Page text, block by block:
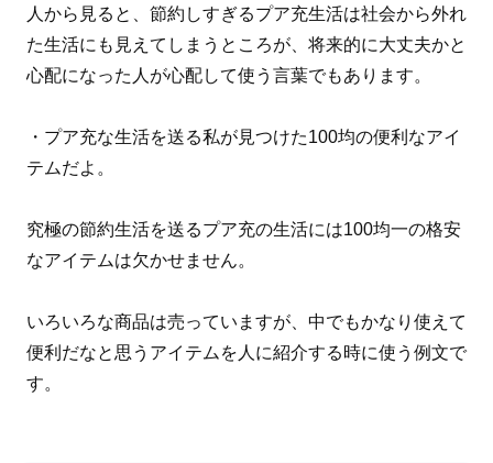
人から見ると、節約しすぎるプア充生活は社会から外れ
た生活にも見えてしまうところが、将来的に大丈夫かと
心配になった人が心配して使う言葉でもあります。
・プア充な生活を送る私が見つけた100均の便利なアイ
テムだよ。
究極の節約生活を送るプア充の生活には100均一の格安
なアイテムは欠かせません。
いろいろな商品は売っていますが、中でもかなり使えて
便利だなと思うアイテムを人に紹介する時に使う例文で
す。